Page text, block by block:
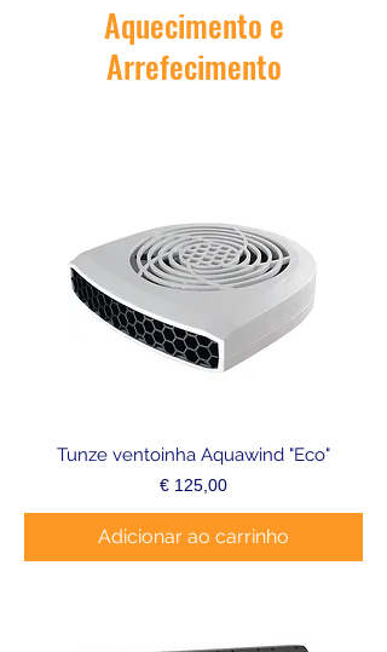
Aquecimento e
Arrefecimento
Tunze ventoinha Aquawind "Eco"
Preço
€ 125,00
Adicionar ao carrinho